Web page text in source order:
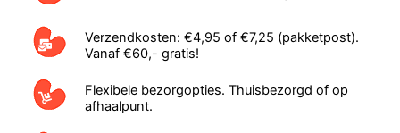
Verzendkosten: €4,95 of €7,25 (pakketpost).
Vanaf €60,- gratis!
Flexibele bezorgopties. Thuisbezorgd of op
afhaalpunt.